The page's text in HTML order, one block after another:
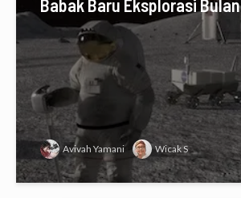
Babak Baru Eksplorasi Bulan
Avivah Yamani Wicak S